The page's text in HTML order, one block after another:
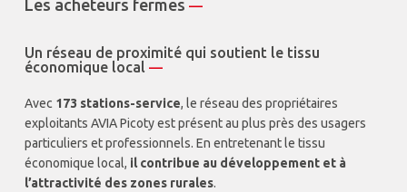
Les acheteurs fermes—
Un réseau de proximité qui soutient le tissu
économique local—
Avec 173 stations-service, le réseau des propriétaires
exploitants AVIA Picoty est présent au plus près des usagers
particuliers et professionnels. En entretenant le tissu
économique local, il contribue au développement et à
l’attractivité des zones rurales.